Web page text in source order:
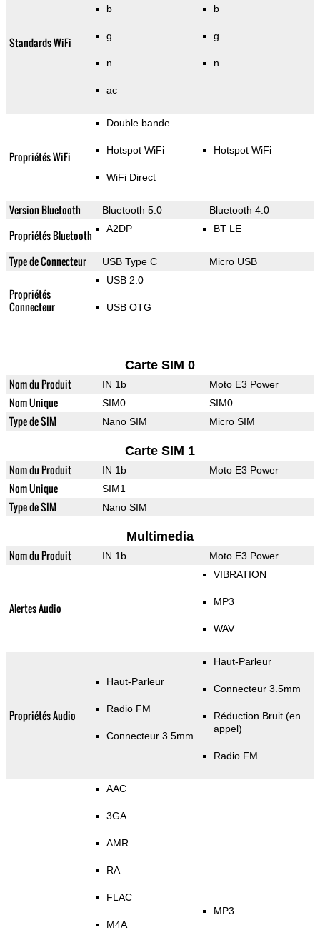
Standards WiFi
b
g
n
ac
b
g
n
Propriétés WiFi
Double bande
Hotspot WiFi
WiFi Direct
Hotspot WiFi
Version Bluetooth Bluetooth 5.0 Bluetooth 4.0
Propriétés Bluetooth A2DP BT LE
Type de Connecteur USB Type C Micro USB
Propriétés
Connecteur
USB 2.0
USB OTG
Carte SIM 0
Nom du Produit IN 1b Moto E3 Power
Nom Unique SIM0 SIM0
Type de SIM Nano SIM Micro SIM
Carte SIM 1
Nom du Produit IN 1b Moto E3 Power
Nom Unique SIM1
Type de SIM Nano SIM
Multimedia
Nom du Produit IN 1b Moto E3 Power
Alertes Audio
VIBRATION
MP3
WAV
Propriétés Audio
Haut-Parleur
Radio FM
Connecteur 3.5mm
Haut-Parleur
Connecteur 3.5mm
Réduction Bruit (en
appel)
Radio FM
AAC
3GA
AMR
RA
FLAC
M4A
MP3